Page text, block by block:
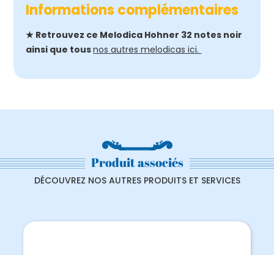
Informations complémentaires
★ Retrouvez ce Melodica Hohner 32 notes noir
ainsi que tousnos autres melodicas ici.
Produit associés
DÉCOUVREZ NOS AUTRES PRODUITS ET SERVICES